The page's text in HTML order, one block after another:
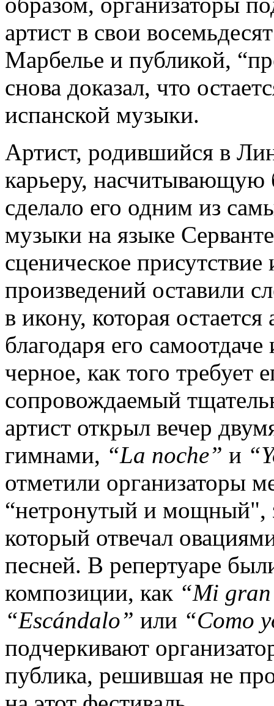
артист в свои
Марбелье и публикой,
снова доказал, что
испанской музыки.
Артист, родившийся в
карьеру, насчитывающую
сделало его одним из
музыки на языке
сценическое
произведений оставили
в икону, которая
благодаря его
черное, как того требует
сопровождаемый
артист открыл вечер
гимнами, “La noche” и “
отметили организаторы
“нетронутый и мощный",
который отвечал
песней. В репертуаре
композиции, как “Mi
“Escándalo” или “Como
подчеркивают
публика, решившая не